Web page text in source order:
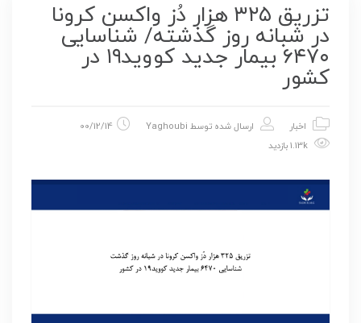
تزریق ۳۲۵ هزار دُز واکسن کرونا
در شبانه روز گذشته/ شناسایی
۶۴۷۰ بیمار جدید کووید۱۹ در
کشور
اخبار ارسال شده توسط Yaghoubi
00/12/14